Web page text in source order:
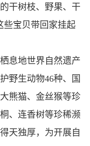
干树枝、野果、干
些宝贝带回家挂起
息地世界自然遗产
野生动物46种、国
熊猫、金丝猴等珍
、连香树等珍稀濒
天独厚，为开展自